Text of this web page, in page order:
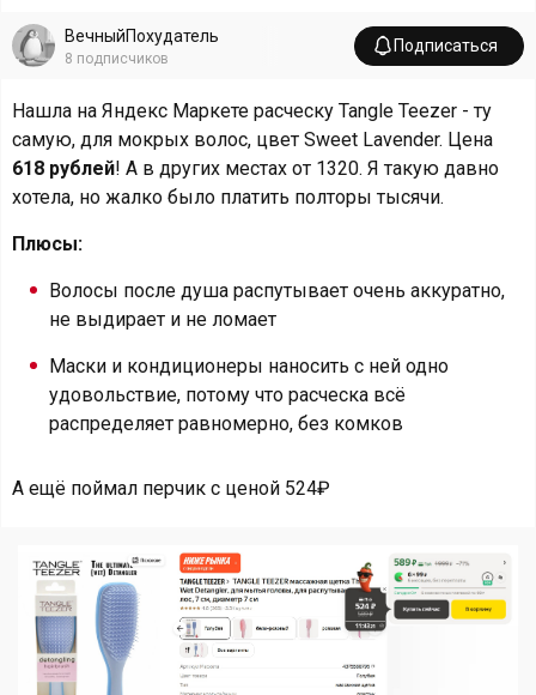
ВечныйПохудатель
8 подписчиков
Подписаться
Нашла на Яндекс Маркете расческу Tangle Teezer - ту
самую, для мокрых волос, цвет Sweet Lavender. Цена
618 рублей! А в других местах от 1320. Я такую давно
хотела, но жалко было платить полторы тысячи.
Плюсы:
Волосы после душа распутывает очень аккуратно,
не выдирает и не ломает
Маски и кондиционеры наносить с ней одно
удовольствие, потому что расческа всё
распределяет равномерно, без комков
А ещё поймал перчик с ценой 524₽